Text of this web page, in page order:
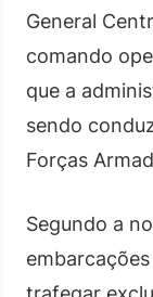
General
comando
que a
sendo
Forças
Segundo a